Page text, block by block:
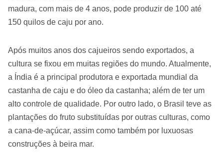
madura, com mais de 4 anos, pode produzir de 100 até
150 quilos de caju por ano.
Após muitos anos dos cajueiros sendo exportados, a
cultura se fixou em muitas regiões do mundo. Atualmente,
a Índia é a principal produtora e exportada mundial da
castanha de caju e do óleo da castanha; além de ter um
alto controle de qualidade. Por outro lado, o Brasil teve as
plantações do fruto substituídas por outras culturas, como
a cana-de-açúcar, assim como também por luxuosas
construções à beira mar.